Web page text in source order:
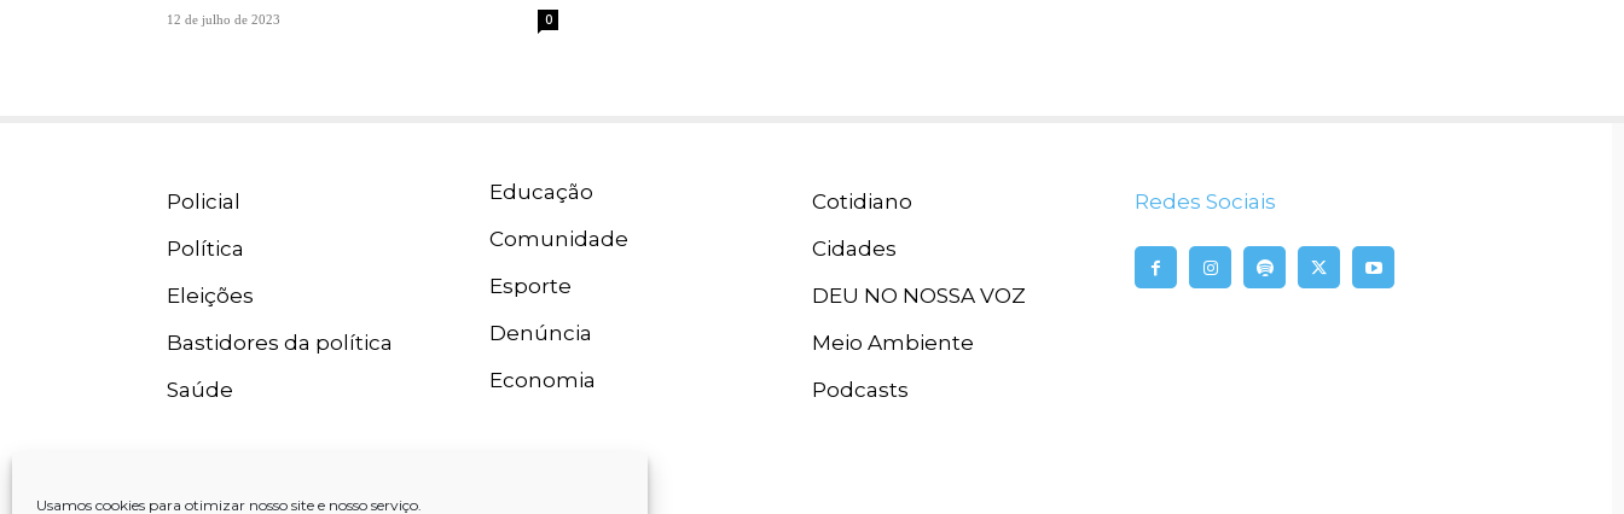
Usamos cookies para otimizar nosso site e nosso serviço.
12 de julho de 2023 0
Policial
Política
Eleições
Bastidores da política
Saúde
Educação
Comunidade
Esporte
Denúncia
Economia
Cotidiano
Cidades
DEU NO NOSSA VOZ
Meio Ambiente
Podcasts
Redes Sociais